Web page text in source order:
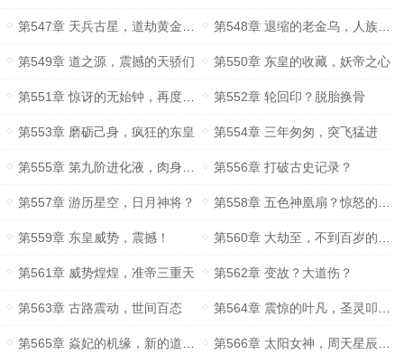
第547章 天兵古星，道劫黄金钟？ 第548章 退缩的老金乌，人族试炼古路？
第549章 道之源，震撼的天骄们 第550章 东皇的收藏，妖帝之心
第551章 惊讶的无始钟，再度冲关？ 第552章 轮回印？脱胎换骨
第553章 磨砺己身，疯狂的东皇 第554章 三年匆匆，突飞猛进
第555章 第九阶进化液，肉身成帝？ 第556章 打破古史记录？
第557章 游历星空，日月神将？ 第558章 五色神凰扇？惊怒的日月神将
第559章 东皇威势，震撼！ 第560章 大劫至，不到百岁的准帝？
第561章 威势煌煌，准帝三重天 第562章 变故？大道伤？
第563章 古路震动，世间百态 第564章 震惊的叶凡，圣灵叩关？
第565章 焱妃的机缘，新的道之源？ 第566章 太阳女神，周天星辰大阵？